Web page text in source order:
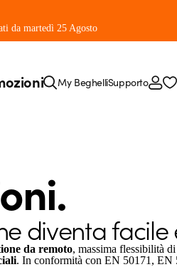
da martedì 25 Agosto
My BeghelliSupporto
diventa facile
da remoto, massima flessibilità
. In conformità con EN 50171, EN